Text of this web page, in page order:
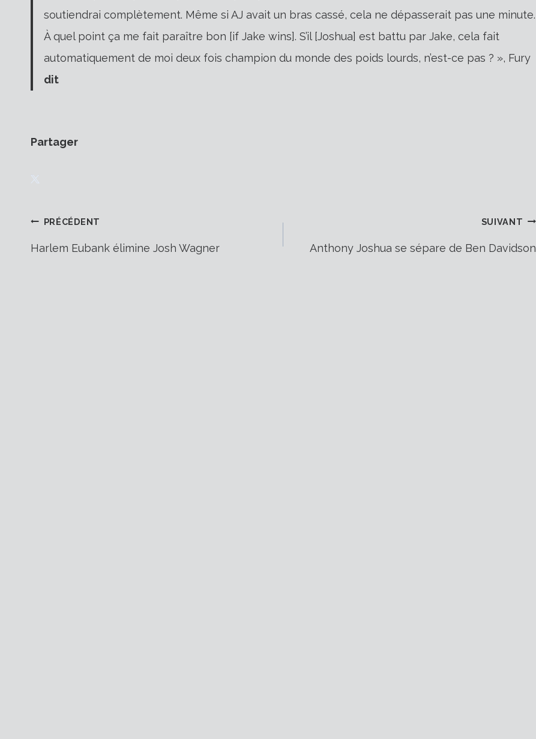
soutiendrai complètement. Même si AJ avait un bras cassé, cela ne dépasserait pas une minute.
À quel point ça me fait paraître bon [if Jake wins]. S’il [Joshua] est battu par Jake, cela fait
automatiquement de moi deux fois champion du monde des poids lourds, n’est-ce pas ? », Fury
dit
Partager
Navigation
PRÉCÉDENT
Harlem Eubank élimine Josh Wagner
SUIVANT
Anthony Joshua se sépare de Ben Davidson